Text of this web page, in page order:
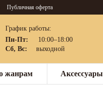
Публичная оферта
График работы:
Пн-Пт:
10:00–18:00
Сб, Вс:
выходной
жанрам Аксессуары